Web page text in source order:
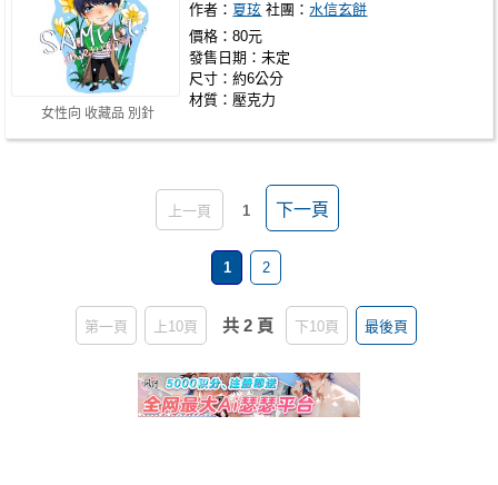
女性向 收藏品 別針
作者： 夏玹 社團：水信玄餅
價格：80元
發售日期：未定
尺寸：約6公分
材質：壓克力
上一頁 1 下一頁
1 2
第一頁 上10頁 共 2 頁 下10頁 最後頁